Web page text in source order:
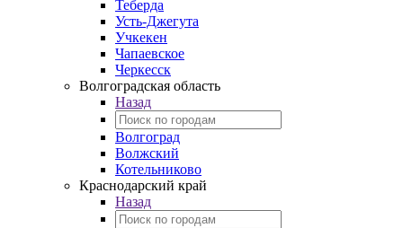
Теберда
Усть-Джегута
Учкекен
Чапаевское
Черкесск
Волгоградская область
Назад
Волгоград
Волжский
Котельниково
Краснодарский край
Назад